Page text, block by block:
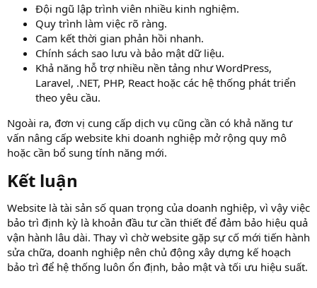
Đội ngũ lập trình viên nhiều kinh nghiệm.
Quy trình làm việc rõ ràng.
Cam kết thời gian phản hồi nhanh.
Chính sách sao lưu và bảo mật dữ liệu.
Khả năng hỗ trợ nhiều nền tảng như WordPress,
Laravel, .NET, PHP, React hoặc các hệ thống phát triển
theo yêu cầu.
Ngoài ra, đơn vị cung cấp dịch vụ cũng cần có khả năng tư
vấn nâng cấp website khi doanh nghiệp mở rộng quy mô
hoặc cần bổ sung tính năng mới.
Kết luận​
Website là tài sản số quan trọng của doanh nghiệp, vì vậy việc
bảo trì định kỳ là khoản đầu tư cần thiết để đảm bảo hiệu quả
vận hành lâu dài. Thay vì chờ website gặp sự cố mới tiến hành
sửa chữa, doanh nghiệp nên chủ động xây dựng kế hoạch
bảo trì để hệ thống luôn ổn định, bảo mật và tối ưu hiệu suất.